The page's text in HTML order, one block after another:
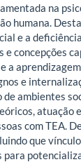
na
humana.
e a
concepções
a
e
ambientes
atuação
com TEA.
que
para